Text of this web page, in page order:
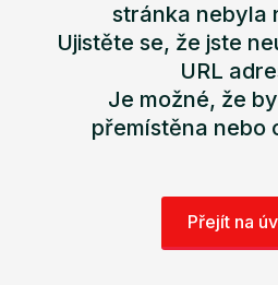
stránka nebyla
Ujistěte se, že jste
URL
Je možné, že
přemístěna nebo
Přejít na